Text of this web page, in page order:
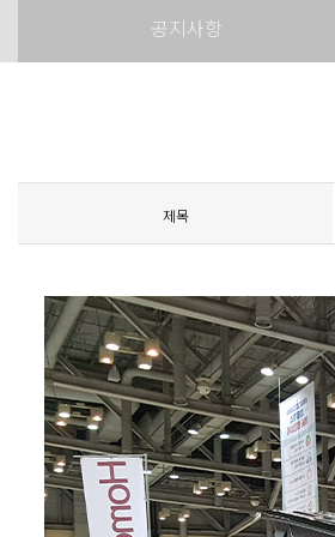
공지사항
제목